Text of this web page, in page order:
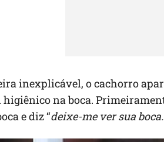
inexplicável, o cachorro
higiênico na boca.
e diz “deixe-me ver sua